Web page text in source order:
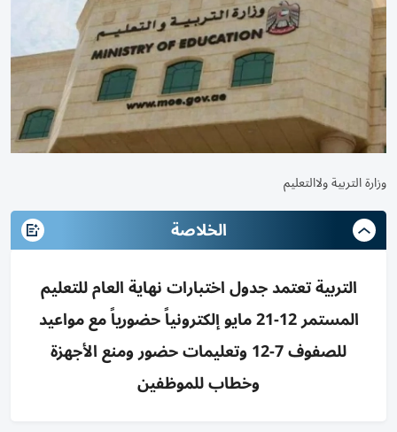
وزارة التربية ولاالتعليم
الخلاصة
التربية تعتمد جدول اختبارات نهاية العام للتعليم
المستمر 12-21 مايو إلكترونياً حضورياً مع مواعيد
للصفوف 7-12 وتعليمات حضور ومنع الأجهزة
وخطاب للموظفين